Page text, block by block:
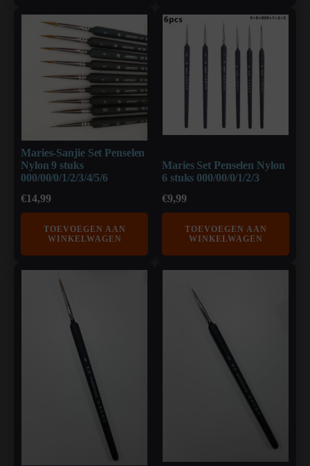
Maries-Sanjie Set Penselen
Nylon 9 stuks
000/00/0/1/2/3/4/5/6
€14,99
TOEVOEGEN AAN
WINKELWAGEN
Maries Set Penselen Nylon
6 stuks 000/00/0/1/2/3
€9,99
TOEVOEGEN AAN
WINKELWAGEN